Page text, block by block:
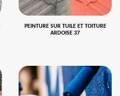
PEINTURE SUR TUILE ET TOITURE
ARDOISE 37